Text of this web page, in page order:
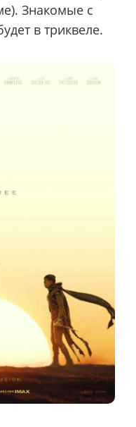
Знакомые с
в триквеле.